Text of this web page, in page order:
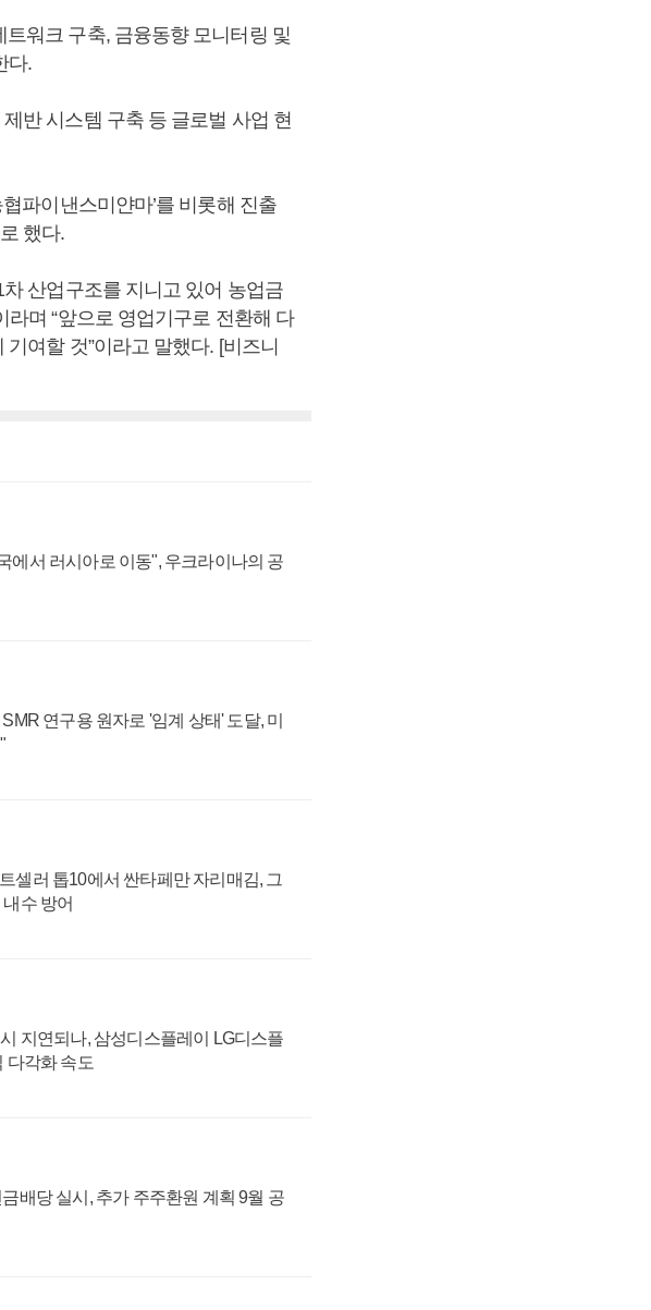
워크 구축, 금융동향 모니터링 및
다.
반 시스템 구축 등 글로벌 사업 현
파이낸스미얀마’를 비롯해 진출
했다.
산업구조를 지니고 있어 농업금
며 “앞으로 영업기구로 전환해 다
여할 것”이라고 말했다. [비즈니
에서 러시아로 이동", 우크라이나의 공
연구용 원자로 '임계 상태' 도달, 미
셀러 톱10에서 싼타페만 자리매김, 그
수 방어
지연되나, 삼성디스플레이 LG디스플
다각화 속도
배당 실시, 추가 주주환원 계획 9월 공